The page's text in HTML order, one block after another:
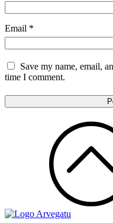
Email *
Save my name, email,
time I comment.